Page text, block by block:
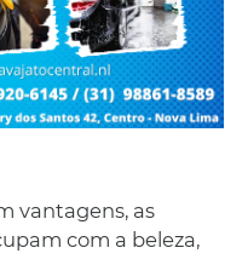
vantagens, as
com a beleza,